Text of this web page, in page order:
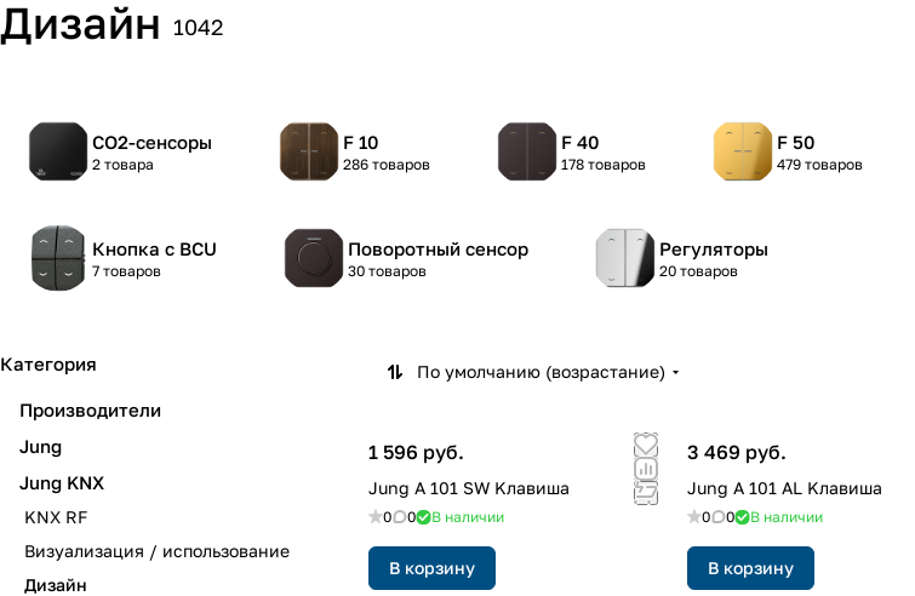
Дизайн 1042
CO2-сенсоры
2 товара
F 10
286 товаров
F 40
178 товаров
F 50
479 товаров
Кнопка с BCU
7 товаров
Поворотный сенсор
30 товаров
Регуляторы
20 товаров
По умолчанию (возрастание)
1 596 руб.
Jung A 101 SW Kлавиша
0 0 В наличии
В корзину
3 469 руб.
Jung A 101 AL Kлавиша
0 0 В наличии
В корзину
Категория
Производители
Jung
Jung KNX
KNX RF
Визуализация / использование
Дизайн